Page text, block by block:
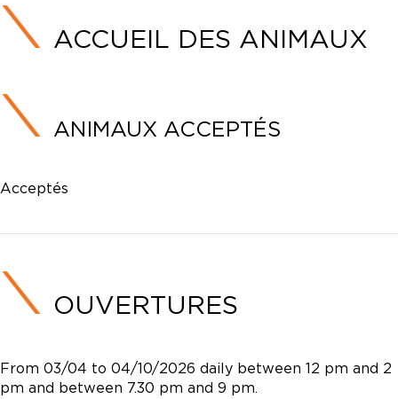
ACCUEIL DES ANIMAUX
ANIMAUX ACCEPTÉS
Acceptés
OUVERTURES
From 03/04 to 04/10/2026 daily between 12 pm and 2
pm and between 7.30 pm and 9 pm.